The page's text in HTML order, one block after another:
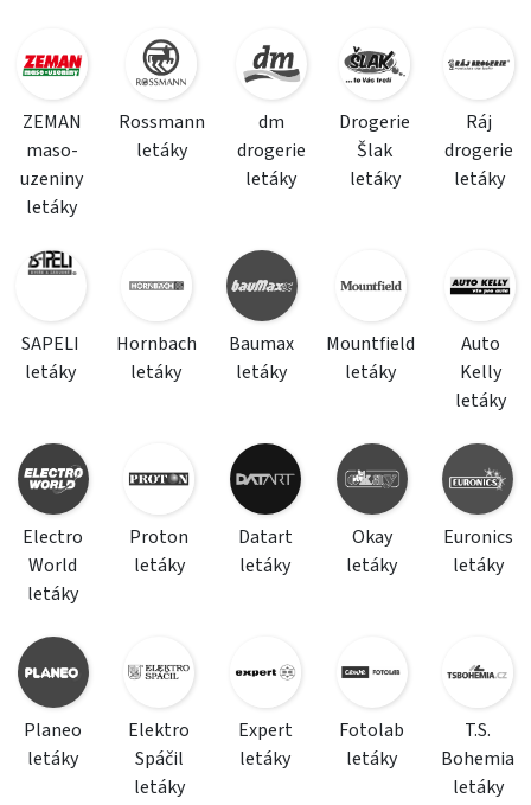
ZEMAN
maso-
uzeniny
letáky
Rossmann
letáky
dm
drogerie
letáky
Drogerie
Šlak
letáky
Ráj
drogerie
letáky
SAPELI
letáky
Hornbach
letáky
Baumax
letáky
Mountfield
letáky
Auto
Kelly
letáky
Electro
World
letáky
Proton
letáky
Datart
letáky
Okay
letáky
Euronics
letáky
Planeo
letáky
Elektro
Spáčil
letáky
Expert
letáky
Fotolab
letáky
T.S.
Bohemia
letáky